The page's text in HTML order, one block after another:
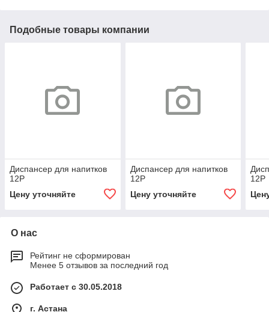
Подобные товары компании
Диспансер для напитков
12P
Цену уточняйте
Диспансер для напитков
12P
Цену уточняйте
12P
О нас
Рейтинг не сформирован
Менее 5 отзывов за последний год
Работает с 30.05.2018
г. Астана